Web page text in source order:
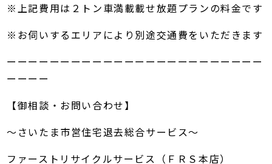
※上記費用は２トン車満載載せ放題プランの料金です
※お伺いするエリアにより別途交通費をいただきます
ーーーーーーーーーーーーーーーーーーーーーーーー
ーーーー
【御相談・お問い合わせ】
～さいたま市営住宅退去総合サービス～
ファーストリサイクルサービス（ＦＲＳ本店）